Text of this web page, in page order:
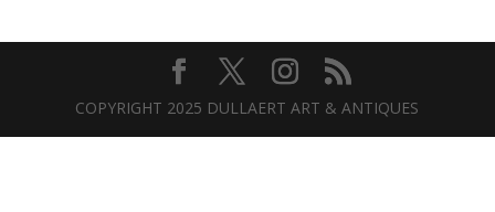
COPYRIGHT 2025 DULLAERT ART & ANTIQUES